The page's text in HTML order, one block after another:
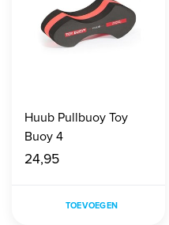
Huub Pullbuoy Toy
Buoy 4
24,95
TOEVOEGEN